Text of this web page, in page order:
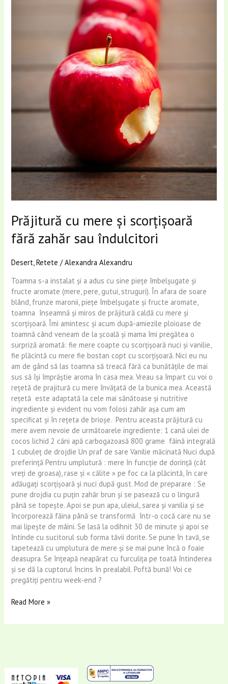
Prăjitură cu mere și scorțișoară
fără zahăr sau îndulcitori
Desert,Retete /Alexandra Alexandru
Toamna s-a instalat și a adus cu sine piețe îmbelșugate și
fructe aromate (mere, pere, gutui, struguri). În afara de soare
blând, frunze maronii, piețe îmbelșugate și fructe aromate,
toamna înseamnă și miros de prăjitură caldă cu mere și
scorțișoară. Îmi amintesc și acum după-amiezile ploioase de
toamnă când veneam de la școală și mama îmi pregătea o
surpriză aromată: fie mere coapte cu scorțișoară nuci și vanilie,
fie plăcintă cu mere fie bostan copt cu scorțișoară. Nici eu nu
am de gând să las toamna să treacă fără ca bunătățile de mai
sus să își împrăștie aroma în casa mea. Vreau sa împart cu voi o
rețetă de prajitură cu mere învățată de la bunica mea. Această
rețetă este adaptată la cele mai sănătoase și nutritive
ingrediente și evident nu vom folosi zahăr așa cum am
specificat și în rețeta de brioșe. Pentru aceasta prăjitură cu
mere avem nevoie de următoarele ingrediente: 1 cană ulei de
cocos lichid 2 căni apă carbogazoasă 800 grame făină integrală
1 cubuleț de drojdie Un praf de sare Vanilie măcinată Nuci după
preferință Pentru umplutură : mere în funcție de dorință (cât
vreți de groasa), rase și « călite » pe foc ca la plăcintă, în care
adăugați scorțișoară și nuci după gust. Mod de preparare : Se
pune drojdia cu puțin zahăr brun și se pasează cu o lingură
până se topește. Apoi se pun apa, uleiul, sarea și vanilia și se
încorporează făina până se transformă într-o cocă care nu se
mai lipește de mâini. Se lasă la odihnit 30 de minute și apoi se
întinde cu sucitorul sub forma tăvii dorite. Se pune în tavă, se
tapetează cu umplutura de mere și se mai pune încă o foaie
deasupra. Se înțeapă neapărat cu furculița pe toată întinderea
și se dă la cuptorul încins în prealabil. Poftă bună! Voi ce
pregătiți pentru week-end ?
Read More »